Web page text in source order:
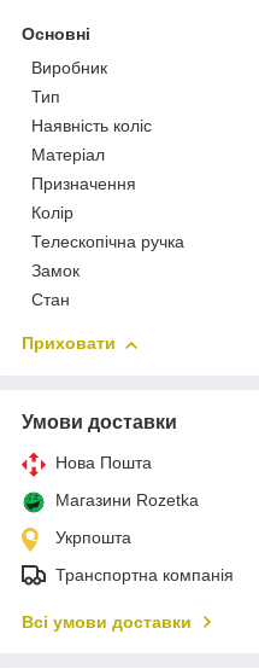
Основні
Виробник
Тип
Наявність коліс
Матеріал
Призначення
Колір
Телескопічна ручка
Замок
Стан
Приховати
Умови доставки
Нова Пошта
Магазини Rozetka
Укрпошта
Транспортна компанія
Всі умови доставки